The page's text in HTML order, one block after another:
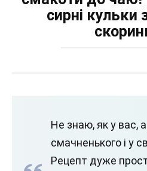
сирні кульки
Не знаю, як у вас,
смачненького і у
Рецепт дуже